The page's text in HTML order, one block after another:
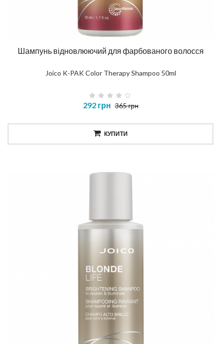
Шампунь відновлюючий для фарбованого волосся
Joico K-PAK Color Therapy Shampoo 50ml
292 грн 365 грн
КУПИТИ